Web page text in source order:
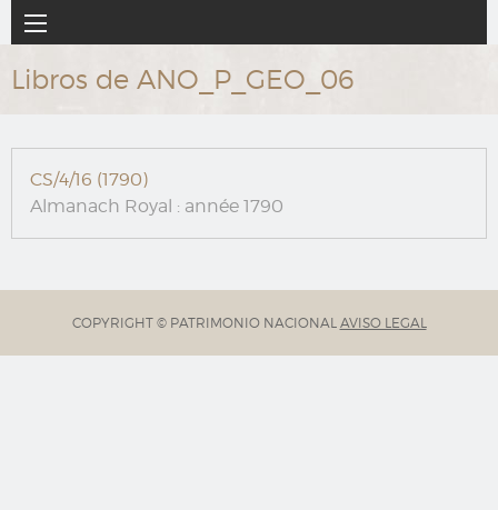
al
contenido
principal
Navegación
principal
Libros de ANO_P_GEO_06
CS/4/16 (1790)
Almanach Royal : année 1790
COPYRIGHT © PATRIMONIO NACIONAL AVISO LEGAL